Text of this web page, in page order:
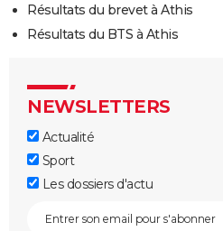
Résultats du brevet à Athis
Résultats du BTS à Athis
NEWSLETTERS
Actualité
Sport
Les dossiers d'actu